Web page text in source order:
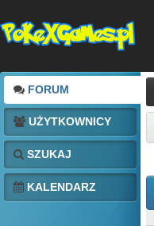
FORUM
UŻYTKOWNICY
SZUKAJ
KALENDARZ